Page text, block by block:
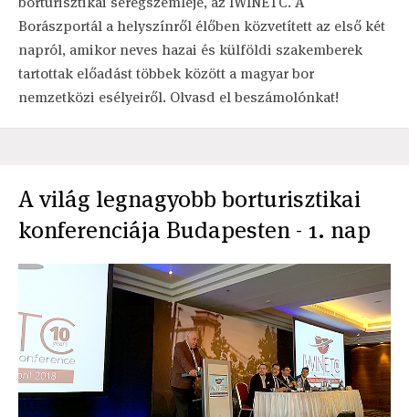
Borászportál a helyszínről élőben közvetített az első két
napról, amikor neves hazai és külföldi szakemberek
tartottak előadást többek között a magyar bor
nemzetközi esélyeiről. Olvasd el beszámolónkat!
A világ legnagyobb borturisztikai
konferenciája Budapesten - 1. nap